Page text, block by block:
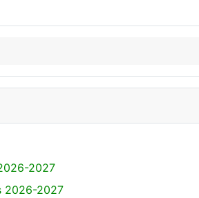
2027
2026-2027